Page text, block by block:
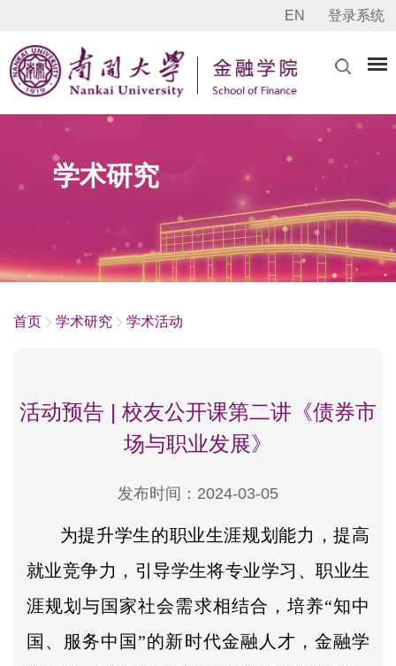
EN 登录系统
学术研究
首页 学术研究 学术活动
活动预告 | 校友公开课第二讲《债券市
场与职业发展》
发布时间：2024-03-05
为提升学生的职业生涯规划能力，提高
就业竞争力，引导学生将专业学习、职业生
涯规划与国家社会需求相结合，培养“知中
国、服务中国”的新时代金融人才，金融学